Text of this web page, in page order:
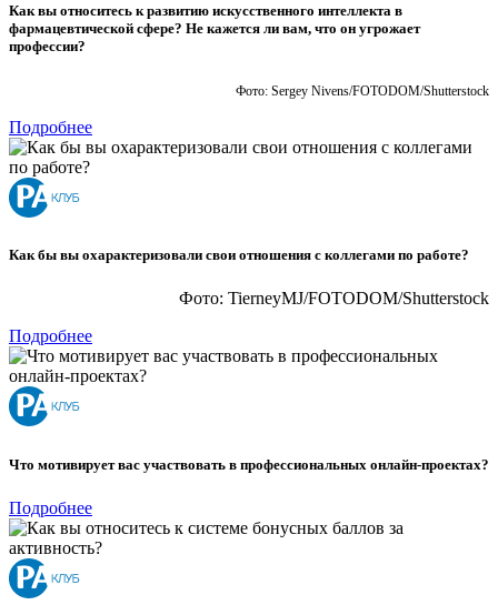
Как вы относитесь к развитию искусственного интеллекта в
фармацевтической сфере? Не кажется ли вам, что он угрожает
профессии?
Фото: Sergey Nivens/FOTODOM/Shutterstock
Подробнее
Как бы вы охарактеризовали свои отношения с коллегами по работе?
Фото: TierneyMJ/FOTODOM/Shutterstoсk
Подробнее
Что мотивирует вас участвовать в профессиональных онлайн-проектах?
Подробнее